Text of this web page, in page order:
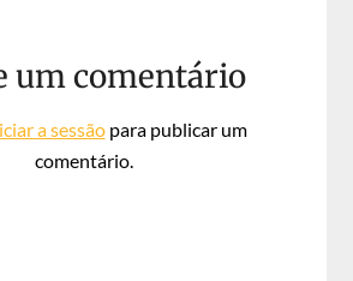
um comentário
a sessãopara publicar um
comentário.